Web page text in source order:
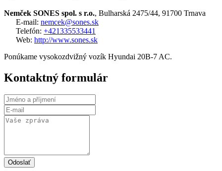
Nemček SONES spol. s r.o., Bulharská 2475/44, 91700 Trnava
E-mail: nemcek@sones.sk
Telefón: +421335533441
Web: http://www.sones.sk
Ponúkame vysokozdvižný vozík Hyundai 20B-7 AC.
Kontaktný formulár
Odoslať